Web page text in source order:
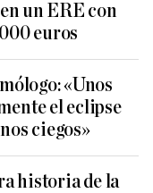
un ERE con
euros
«Unos
el eclipse
ciegos»
historia de la